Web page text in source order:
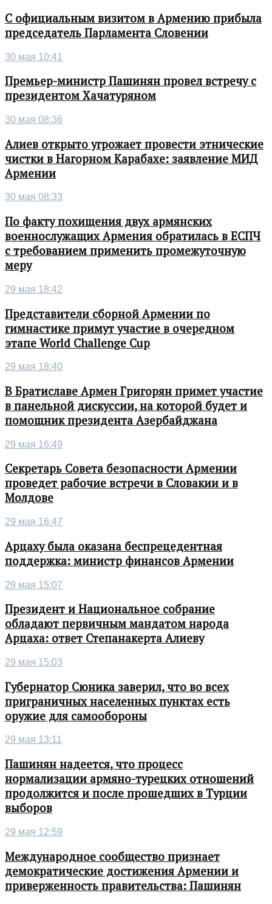
С официальным визитом в Армению прибыла
председатель Парламента Словении
30 мая 10:41
Премьер-министр Пашинян провел встречу с
президентом Хачатуряном
30 мая 08:36
Алиев открыто угрожает провести этнические
чистки в Нагорном Карабахе: заявление МИД
Армении
30 мая 08:33
По факту похищения двух армянских
военнослужащих Армения обратилась в ЕСПЧ
с требованием применить промежуточную
меру
29 мая 18:42
Представители сборной Армении по
гимнастике примут участие в очередном
этапе World Challenge Cup
29 мая 18:40
В Братиславе Армен Григорян примет участие
в панельной дискуссии, на которой будет и
помощник президента Азербайджана
29 мая 16:49
Секретарь Совета безопасности Армении
проведет рабочие встречи в Словакии и в
Молдове
29 мая 16:47
Арцаху была оказана беспрецедентная
поддержка: министр финансов Армении
29 мая 15:07
Президент и Национальное собрание
обладают первичным мандатом народа
Арцаха: ответ Степанакерта Алиеву
29 мая 15:03
Губернатор Сюника заверил, что во всех
приграничных населенных пунктах есть
оружие для самообороны
29 мая 13:11
Пашинян надеется, что процесс
нормализации армяно-турецких отношений
продолжится и после прошедших в Турции
выборов
29 мая 12:59
Международное сообщество признает
демократические достижения Армении и
приверженность правительства: Пашинян